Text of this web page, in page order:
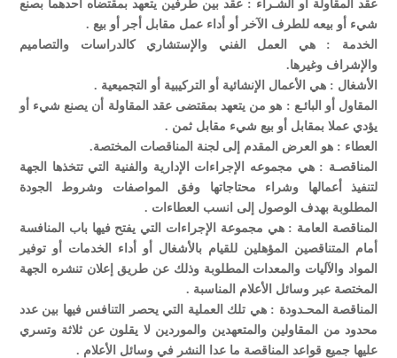
عقد المقاولة أو الشـراء : عقد بين طرفين يتعهد بمقتضاه أحدهما بصنع
شيء أو بيعه للطرف الآخر أو أداء عمل مقابل أجر أو بيع .
الخدمة : هي العمل الفني والإستشاري كالدراسات والتصاميم
والإشراف وغيرها.
الأشغال : هي الأعمال الإنشائية أو التركيبية أو التجميعية .
المقاول أو البائـع : هو من يتعهد بمقتضى عقد المقاولة أن يصنع شيء أو
يؤدي عملا بمقابل أو بيع شيء مقابل ثمن .
العطاء : هو العرض المقدم إلى لجنة المناقصات المختصة.
المناقصـة : هي مجموعه الإجراءات الإدارية والفنية التي تتخذها الجهة
لتنفيذ أعمالها وشراء محتاجاتها وفق المواصفات وشروط الجودة
المطلوبة بهدف الوصول إلى انسب العطاءات .
المناقصة العامة : هي مجموعة الإجراءات التي يفتح فيها باب المنافسة
أمام المتناقصين المؤهلين للقيام بالأشغال أو أداء الخدمات أو توفير
المواد والآليات والمعدات المطلوبة وذلك عن طريق إعلان تنشره الجهة
المختصة عبر وسائل الأعلام المناسبة .
المناقصة المحـدودة : هي تلك العملية التي يحصر التنافس فيها بين عدد
محدود من المقاولين والمتعهدين والموردين لا يقلون عن ثلاثة وتسري
عليها جميع قواعد المناقصة ما عدا النشر في وسائل الأعلام .